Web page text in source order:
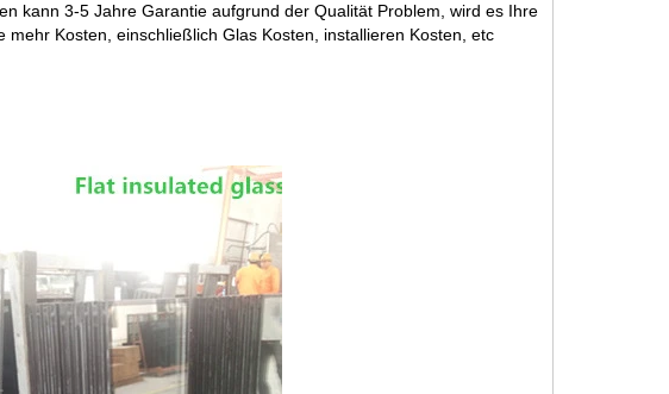
kann 3-5 Jahre Garantie aufgrund der Qualität Problem, wird es Ihre
Kosten, einschließlich Glas Kosten, installieren Kosten, etc